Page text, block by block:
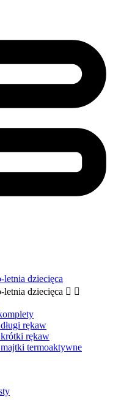
dziecięca
dziecięca  
rękaw
rękaw
termoaktywne